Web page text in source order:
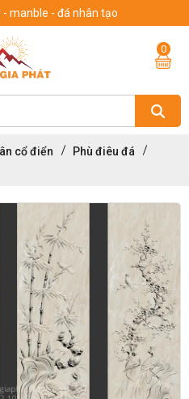
manble - đá nhân tạo
0
cổ điển
Phù điêu đá